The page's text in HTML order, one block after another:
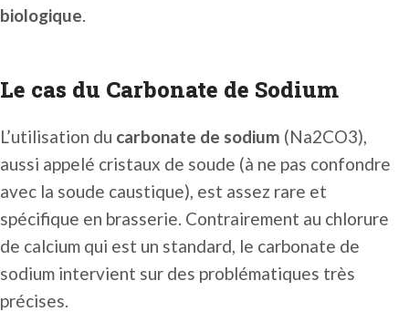
biologique.
Le cas du Carbonate de Sodium
L’utilisation du carbonate de sodium (Na2CO3),
aussi appelé cristaux de soude (à ne pas confondre
avec la soude caustique), est assez rare et
spécifique en brasserie. Contrairement au chlorure
de calcium qui est un standard, le carbonate de
sodium intervient sur des problématiques très
précises.